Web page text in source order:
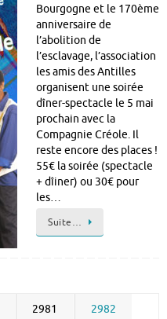
Bourgogne et le 170ème
anniversaire de
l’abolition de
l’esclavage, l’association
les amis des Antilles
organisent une soirée
dîner-spectacle le 5 mai
prochain avec la
Compagnie Créole. Il
reste encore des places !
55€ la soirée (spectacle
+ dîiner) ou 30€ pour
les…
Suite…
2981 2982